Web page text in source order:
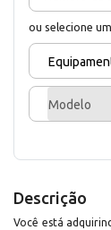
ou selecione
Modelo
Descrição
Você está